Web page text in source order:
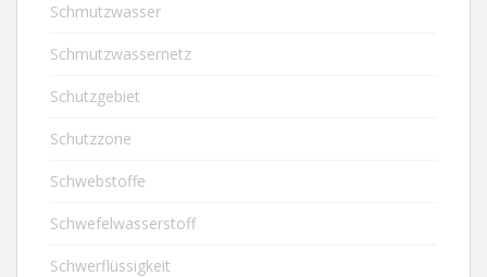
Schmutzwasser
Schmutzwassernetz
Schutzgebiet
Schutzzone
Schwebstoffe
Schwefelwasserstoff
Schwerflüssigkeit